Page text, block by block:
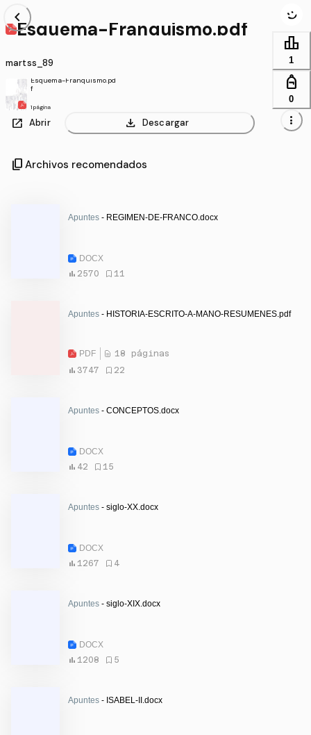
chevron_left
Esquema-Franquismo.pdf
martss_89
Esquema-Franquismo.pd
f
1 página
open_in_new Abrir download Descargar
leaderboard
1
personal_bag
0
more_vert
content_copy Archivos recomendados
Apuntes - REGIMEN-DE-FRANCO.docx
DOCX
2570
11
Apuntes - HISTORIA-ESCRITO-A-MANO-RESUMENES.pdf
PDF
18 páginas
3747
22
Apuntes - CONCEPTOS.docx
DOCX
42
15
Apuntes - siglo-XX.docx
DOCX
1267
4
Apuntes - siglo-XIX.docx
DOCX
1208
5
Apuntes - ISABEL-II.docx